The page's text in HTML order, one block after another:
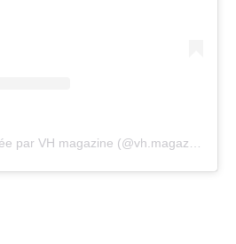
Une publication partagée par VH magazine (@vh.magazine)